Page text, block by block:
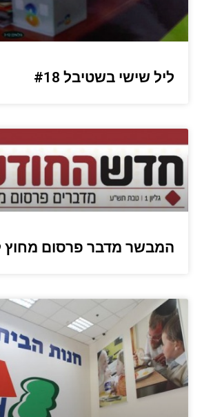
ליל שישי בשטיבל #18
המבשר מדבר פרסום מחוץ